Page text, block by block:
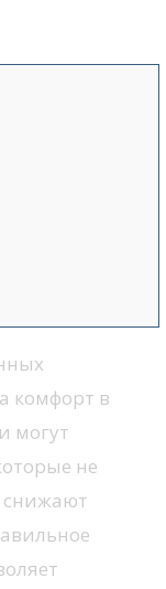
комфорт в
могут
не
снижают